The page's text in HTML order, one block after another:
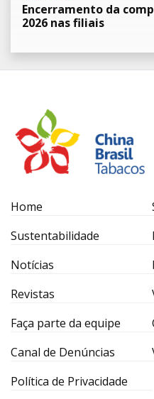
Encerramento da
2026 nas filiais
Home
Sustentabilidade
Notícias
Revistas
Faça parte da equipe
Canal de Denúncias
Política de Privacidade